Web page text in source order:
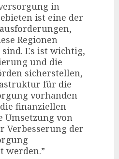
in
ist eine der
Regionen
Es ist wichtig,
und die
sicherstellen,
für die
vorhanden
finanziellen
Umsetzung von
Verbesserung der
werden.”